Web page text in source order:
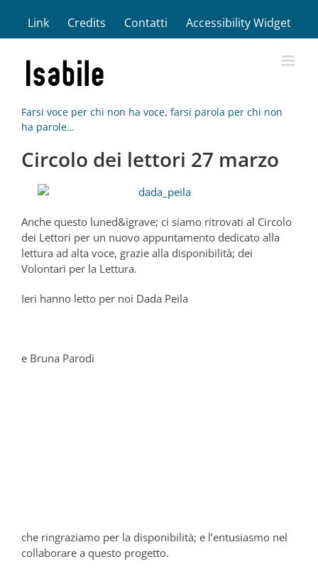
contenuto
Link Credits Contatti Accessibility Widget
Farsi voce per chi non ha voce, farsi parola per chi non
ha parole…
Circolo dei lettori 27 marzo
Anche questo luned&ìgrave; ci siamo ritrovati al Circolo
dei Lettori per un nuovo appuntamento dedicato alla
lettura ad alta voce, grazie alla disponibilità; dei
Volontari per la Lettura.
Ieri hanno letto per noi Dada Peila
e Bruna Parodi
che ringraziamo per la disponibilità; e l’entusiasmo nel
collaborare a questo progetto.